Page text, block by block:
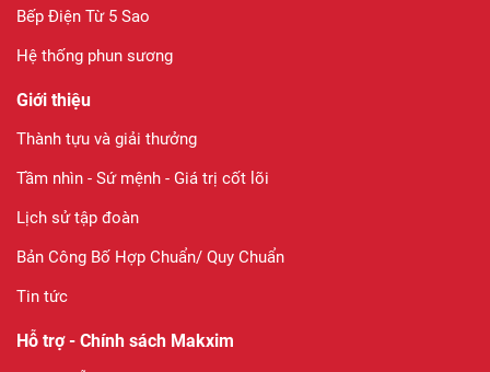
Bếp Điện Từ 5 Sao
Hệ thống phun sương
Giới thiệu
Thành tựu và giải thưởng
Tầm nhìn - Sứ mệnh - Giá trị cốt lõi
Lịch sử tập đoàn
Bản Công Bố Hợp Chuẩn/ Quy Chuẩn
Tin tức
Hỗ trợ - Chính sách Makxim